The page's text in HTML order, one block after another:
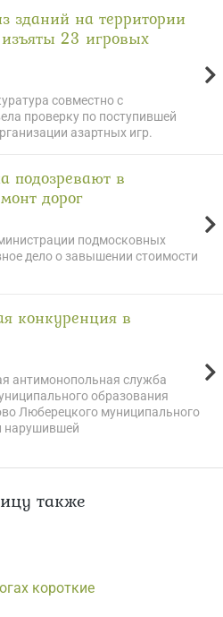
зданий на территории
23 игровых
совместно с
проверку по поступившей
азартных игр.
подозревают в
дорог
подмосковных
дело о завышении стоимости
конкуренция в
антимонопольная служба
образования
Люберецкого муниципального
нарушившей
также
короткие